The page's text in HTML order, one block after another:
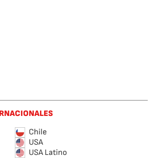
Chile
USA
USA Latino